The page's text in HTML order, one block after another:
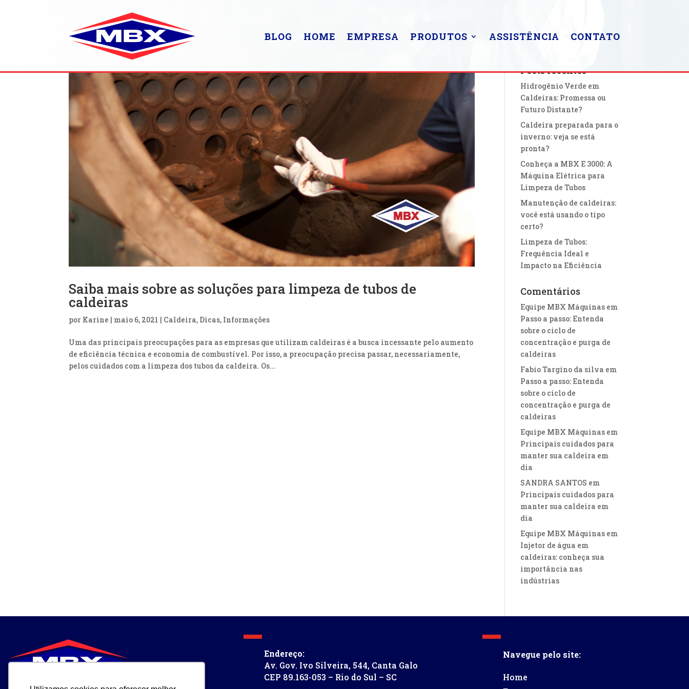
BLOG HOME EMPRESA PRODUTOS ASSISTÊNCIA CONTATO
Saiba mais sobre as soluções para limpeza de tubos de
caldeiras
por Karine | maio 6, 2021 | Caldeira, Dicas, Informações
Uma das principais preocupações para as empresas que utilizam caldeiras é a busca incessante pelo aumento
de eficiência técnica e economia de combustível. Por isso, a preocupação precisa passar, necessariamente,
pelos cuidados com a limpeza dos tubos da caldeira. Os...
Posts recentes
Hidrogênio Verde em
Caldeiras: Promessa ou
Futuro Distante?
Caldeira preparada para o
inverno: veja se está
pronta?
Conheça a MBX E 3000: A
Máquina Elétrica para
Limpeza de Tubos
Manutenção de caldeiras:
você está usando o tipo
certo?
Limpeza de Tubos:
Frequência Ideal e
Impacto na Eficiência
Comentários
Equipe MBX Máquinas em
Passo a passo: Entenda
sobre o ciclo de
concentração e purga de
caldeiras
Fabio Targino da silva em
Passo a passo: Entenda
sobre o ciclo de
concentração e purga de
caldeiras
Equipe MBX Máquinas em
Principais cuidados para
manter sua caldeira em
dia
SANDRA SANTOS em
Principais cuidados para
manter sua caldeira em
dia
Equipe MBX Máquinas em
Injetor de água em
caldeiras: conheça sua
importância nas
indústrias
Endereço:
Av. Gov. Ivo Silveira, 544, Canta Galo
CEP 89.163-053 – Rio do Sul – SC
Navegue pelo site:
Home